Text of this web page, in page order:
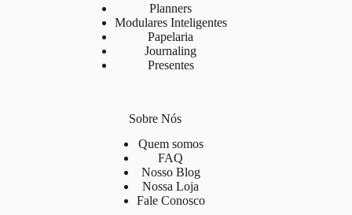
Planners
Modulares Inteligentes
Papelaria
Journaling
Presentes
Sobre Nós
Quem somos
FAQ
Nosso Blog
Nossa Loja
Fale Conosco